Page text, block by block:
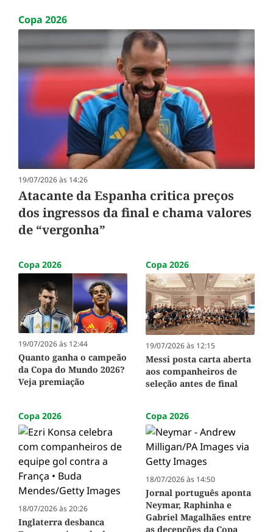
Copa 2026
19/07/2026 às 14:26
Atacante da Espanha critica preços
dos ingressos da final e chama valores
de “vergonha”
Copa 2026
19/07/2026 às 12:44
Quanto ganha o campeão
da Copa do Mundo 2026?
Veja premiação
Copa 2026
19/07/2026 às 12:15
Messi posta carta aberta
aos companheiros de
seleção antes de final
Copa 2026
18/07/2026 às 20:26
Inglaterra desbanca
Copa 2026
18/07/2026 às 14:50
Jornal português aponta
Neymar, Raphinha e
Gabriel Magalhães entre
as decepções da Copa